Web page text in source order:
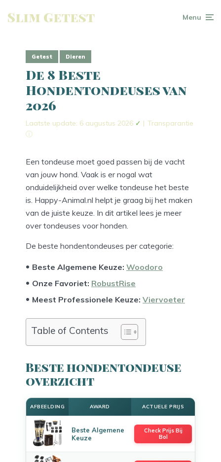
Slim Getest Menu
Getest Dieren
De 8 Beste
Hondentondeuses van
2026
Laatste update: 6 augustus 2026 ✓ | Transparantie
ⓘ
Een tondeuse moet goed passen bij de vacht
van jouw hond. Vaak is er nogal wat
onduidelijkheid over welke tondeuse het beste
is. Happy-Animal.nl helpt je graag bij het maken
van de juiste keuze. In dit artikel lees je meer
over tondeuses voor honden.
De beste hondentondeuses per categorie:
Beste Algemene Keuze: Woodoro
Onze Favoriet: RobustRise
Meest Professionele Keuze: Viervoeter
Table of Contents
Beste hondentondeuse
overzicht
AFBEELDING AWARD ACTUELE PRIJS
Beste Algemene
Keuze
Check Prijs Bij
Bol